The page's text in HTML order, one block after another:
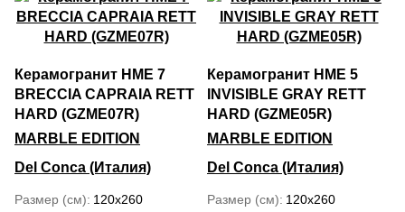
Керамогранит HME 7
BRECCIA CAPRAIA RETT
HARD (GZME07R)
MARBLE EDITION
Del Conca (Италия)
Размер (см) 120x260
Керамогранит HME 5
INVISIBLE GRAY RETT
HARD (GZME05R)
MARBLE EDITION
Del Conca (Италия)
Размер (см) 120x260